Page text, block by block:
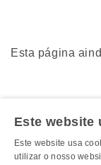
Esta página
Este website
Este website usa
utilizar o nosso